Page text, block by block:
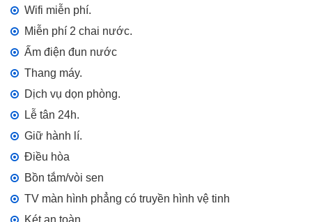
Wifi miễn phí.
Miễn phí 2 chai nước.
Ấm điện đun nước
Thang máy.
Dịch vụ dọn phòng.
Lễ tân 24h.
Giữ hành lí.
Điều hòa
Bồn tắm/vòi sen
TV màn hình phẳng có truyền hình vệ tinh
Két an toàn